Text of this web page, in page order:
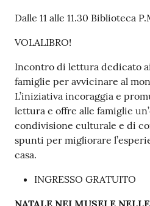
Dalle 11 alle 11.30 Biblioteca
VOLALIBRO!
Incontro di lettura dedicato
famiglie per avvicinare al
L’iniziativa incoraggia e
lettura e offre alle famiglie
condivisione culturale e di
spunti per migliorare
casa.
INGRESSO GRATUITO